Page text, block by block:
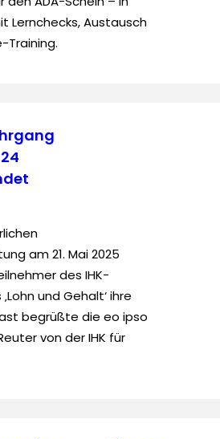
Lernchecks, Austausch
Training.
am 21. Mai 2025
des IHK-
und Gehalt‘ ihre
begrüßte die eo ipso
von der IHK für